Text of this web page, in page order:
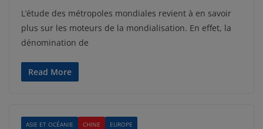
L’étude des métropoles mondiales revient à en savoir
plus sur les moteurs de la mondialisation. En effet, la
dénomination de
Read More
ASIE ET OCÉANIE CHINE EUROPE